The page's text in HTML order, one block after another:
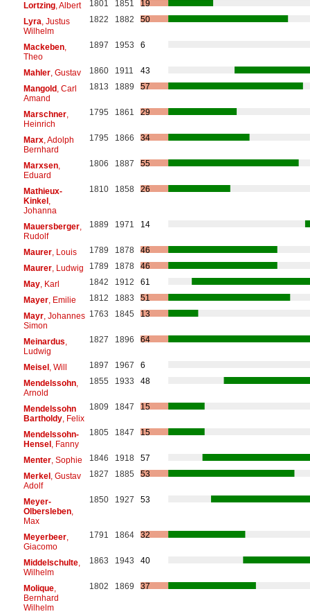
Lortzing, Albert 1801 1851
19
Lyra , Justus
Wilhelm
1822 1882 50
Mackeben,
Theo
1897 1953 6
Mahler, Gustav 1860 1911
43
Mangold, Carl
Amand
1813 1889 57
Marschner,
Heinrich
1795 1861 29
Marx, Adolph
Bernhard
1795 1866 34
Marxsen,
Eduard
1806 1887 55
Mathieux-
Kinkel,
Johanna
1810 1858 26
Mauersberger,
Rudolf
1889 1971 14
Maurer, Louis 1789 1878
46
Maurer, Ludwig 1789 1878
46
May, Karl 1842 1912
61
Mayer, Emilie 1812 1883
51
Mayr, Johannes
Simon
1763 1845 13
Meinardus
Ludwig
1827 1896 64
Meisel, Will 1897 1967
6
Mendelssohn,
Arnold
1855 1933 48
Mendelssohn
Bartholdy, Felix
1809 1847 15
Mendelssohn-
Hensel, Fanny
1805 1847 15
Menter, Sophie 1846 1918
57
Merkel, Gustav
Adolf
1827 1885 53
Meyer-
Olbersleben,
Max
1850 1927 53
Meyerbeer,
Giacomo
1791 1864 32
Middelschulte,
Wilhelm
1863 1943 40
Molique,
Bernhard
Wilhelm
1802 1869 37